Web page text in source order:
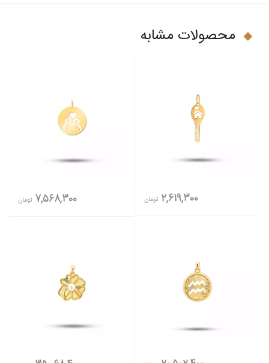
محصولات مشابه
2,619,300 تومان 7,568,300 تومان